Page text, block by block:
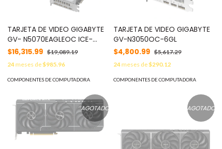
TARJETA DE VIDEO GIGABYTE
GV- N5070EAGLEOC ICE-
12GD
$16,315.99 $19,089.19
24meses de$985.96
COMPONENTES DE COMPUTADORA
TARJETA DE VIDEO GIGABYTE
GV-N3050OC-6GL
$4,800.99 $5,617.29
24meses de$290.12
COMPONENTES DE COMPUTADORA
AGOTADO AGOTADO